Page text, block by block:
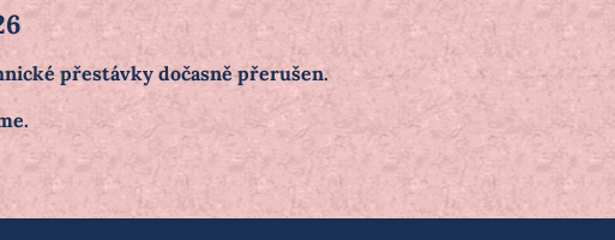
přestávky dočasně přerušen.